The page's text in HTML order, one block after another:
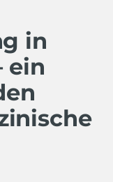
in
ein